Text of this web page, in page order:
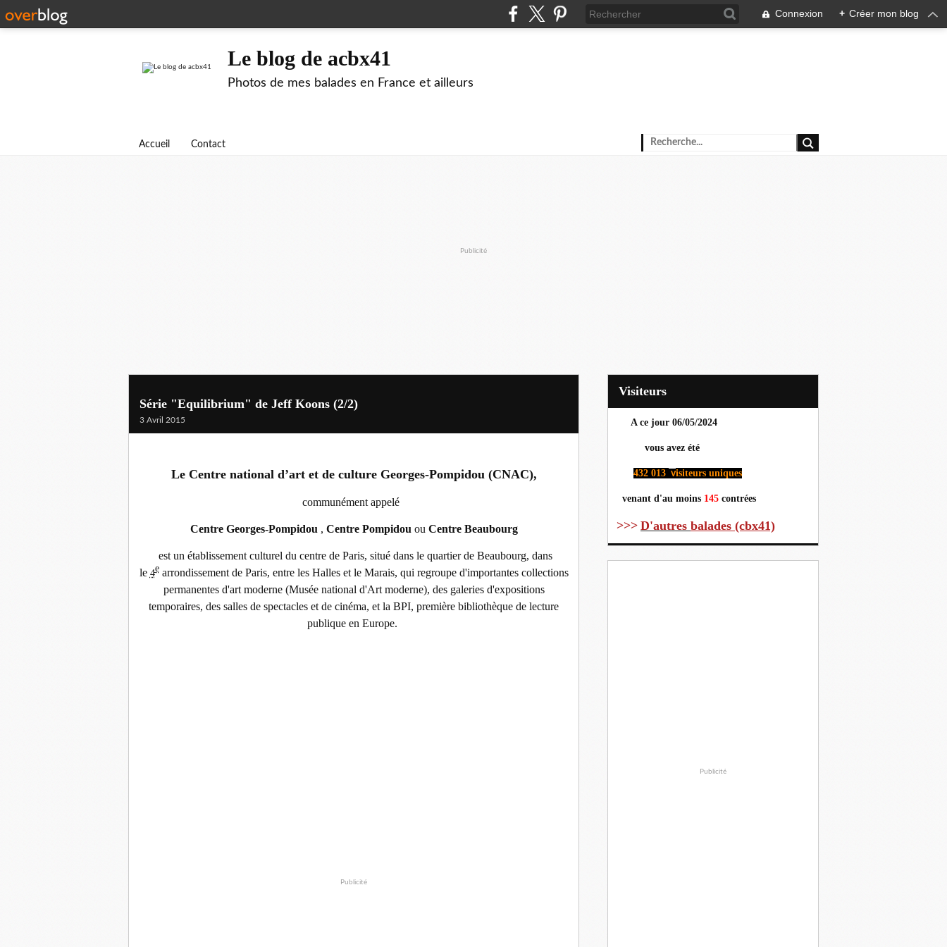
Connexion + Créer mon blog
Le blog de acbx41
Photos de mes balades en France et ailleurs
Accueil Contact
Publicité
Série "Equilibrium" de Jeff Koons (2/2)
3 Avril 2015
Le Centre national d’art et de culture Georges-Pompidou (CNAC),
communément appelé
Centre Georges-Pompidou , Centre Pompidou ou Centre Beaubourg
est un établissement culturel du centre de Paris, situé dans le quartier de Beaubourg, dans
le 4earrondissement de Paris, entre les Halles et le Marais, qui regroupe d'importantes collections
permanentes d'art moderne (Musée national d'Art moderne), des galeries d'expositions
temporaires, des salles de spectacles et de cinéma, et la BPI, première bibliothèque de lecture
publique en Europe.
Publicité
Visiteurs
A ce jour 06/05/2024
vous avez été
432 013 visiteurs uniques
venant d'au moins 145 contrées
>>> D'autres balades (cbx41)
Publicité